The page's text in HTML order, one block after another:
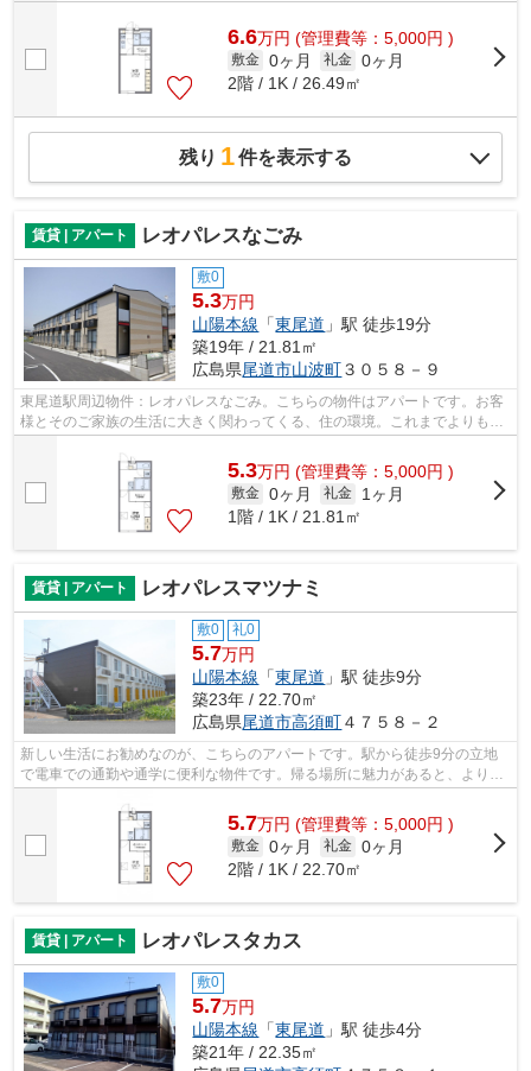
6.6万円 (管理費等：5,000円 )
敷金 0ヶ月 礼金 0ヶ月
2階 / 1K / 26.49㎡
残り 1件を表示する
賃貸 | アパート レオパレスなごみ
敷0
5.3万円
山陽本線 「東尾道 」駅 徒歩19分
築19年 / 21.81㎡
広島県尾道市山波町３０５８－９
東尾道駅周辺物件：レオパレスなごみ。こちらの物件はアパートです。お客
様とそのご家族の生活に大きく関わってくる、住の環境。これまでよりもよ
5.3万円 (管理費等：5,000円 )
敷金 0ヶ月 礼金
1ヶ月
1階 / 1K / 21.81㎡
賃貸 | アパート レオパレスマツナミ
敷0 礼0
5.7万円
山陽本線 「東尾道 」駅 徒歩9分
築23年 / 22.70㎡
広島県尾道市高須町４７５８－２
新しい生活にお勧めなのが、こちらのアパートです。駅から徒歩9分の立地
で電車での通勤や通学に便利な物件です。帰る場所に魅力があると、より楽
5.7万円 (管理費等：5,000円 )
敷金 0ヶ月 礼金 0ヶ月
2階 / 1K / 22.70㎡
賃貸 | アパート レオパレスタカス
敷0
5.7万円
山陽本線 「東尾道 」駅 徒歩4分
築21年 / 22.35㎡